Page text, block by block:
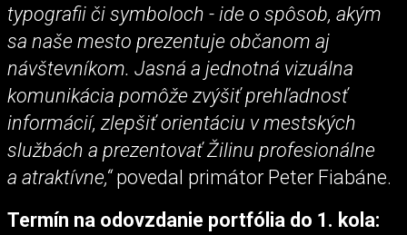
typografii či symboloch - ide o spôsob, akým
sa naše mesto prezentuje občanom aj
návštevníkom. Jasná a jednotná vizuálna
komunikácia pomôže zvýšiť prehľadnosť
informácií, zlepšiť orientáciu v mestských
službách a prezentovať Žilinu profesionálne
a atraktívne,“povedal primátor Peter Fiabáne.
Termín na odovzdanie portfólia do 1. kola: